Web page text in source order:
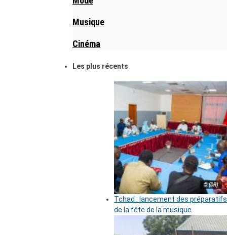
Musique
Cinéma
Les plus récents
© (DR)
Tchad : lancement des préparatifs
de la fête de la musique